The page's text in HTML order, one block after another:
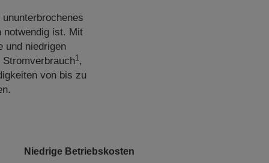
notwendig ist. Mit
und niedrigen
1,
von bis zu
Niedrige Betriebskosten